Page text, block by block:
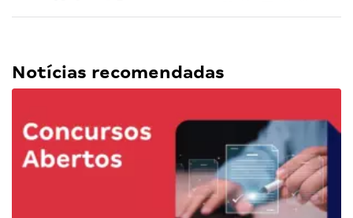
Notícias recomendadas